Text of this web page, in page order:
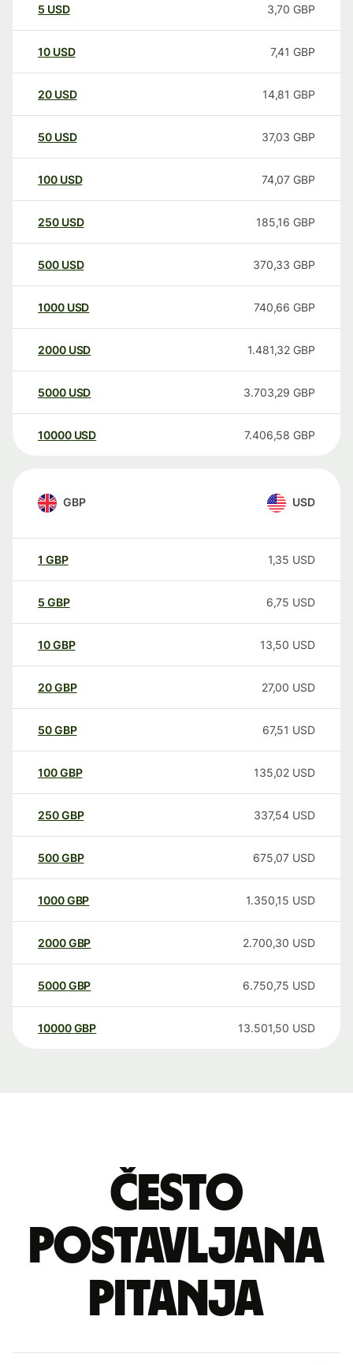
5 USD 3,70 GBP
10 USD 7,41 GBP
20 USD 14,81 GBP
50 USD 37,03 GBP
100 USD 74,07 GBP
250 USD 185,16 GBP
500 USD 370,33 GBP
1000 USD 740,66 GBP
2000 USD 1.481,32 GBP
5000 USD 3.703,29 GBP
10000 USD 7.406,58 GBP
GBP USD
1 GBP 1,35 USD
5 GBP 6,75 USD
10GBP 13,50 USD
20GBP 27,00 USD
50GBP 67,51 USD
100GBP 135,02 USD
250GBP 337,54 USD
500GBP 675,07 USD
1000GBP 1.350,15 USD
2000GBP 2.700,30 USD
5000GBP 6.750,75 USD
10000 GBP 13.501,50 USD
Često
postavljana
pitanja